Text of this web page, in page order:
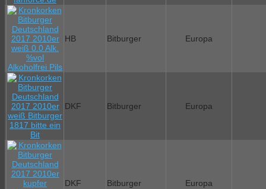
HB Bitburger Europa
DKF Bitburger Europa
DKF Bitburger Europa